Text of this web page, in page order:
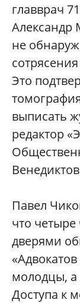
главврач
Александр
не
Это
выписать
редактор
Павел
что
дверями
молодцы,
Доступа к